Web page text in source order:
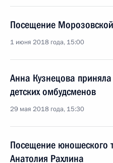
Посещение
1 июня 2018 года, 15:00
Анна Кузнецова
детских омбудсменов
29 мая 2018 года, 15:30
Посещение юношеского
Анатолия Рахлина